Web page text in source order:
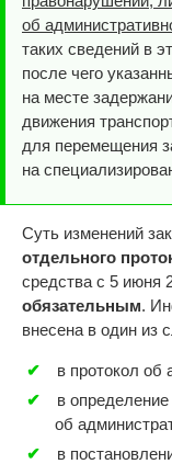
об
таких сведений в
после чего
на месте
движения
для перемещения
на
Суть изменений
отдельного
средства с 5 июня
обязательным.
внесена в один из
в протокол об
в
об
в